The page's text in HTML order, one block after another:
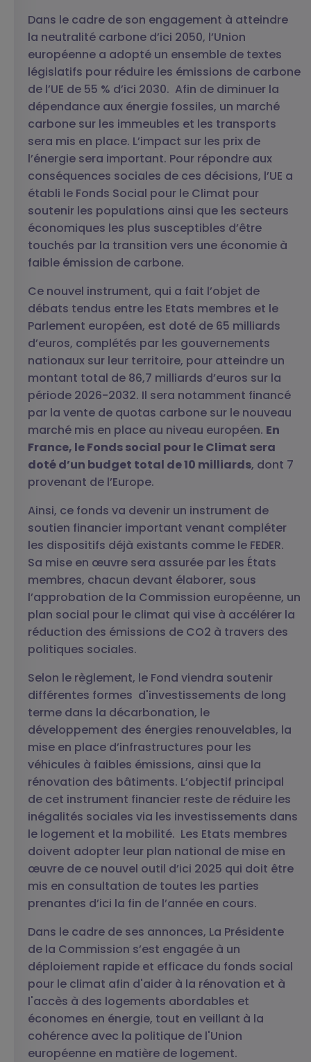
Dans le cadre de son engagement à atteindre
la neutralité carbone d’ici 2050, l’Union
européenne a adopté un ensemble de textes
législatifs pour réduire les émissions de carbone
de l’UE de 55 % d’ici 2030. Afin de diminuer la
dépendance aux énergie fossiles, un marché
carbone sur les immeubles et les transports
sera mis en place. L’impact sur les prix de
l’énergie sera important. Pour répondre aux
conséquences sociales de ces décisions, l’UE a
établi le Fonds Social pour le Climat pour
soutenir les populations ainsi que les secteurs
économiques les plus susceptibles d’être
touchés par la transition vers une économie à
faible émission de carbone.
Ce nouvel instrument, qui a fait l’objet de
débats tendus entre les Etats membres et le
Parlement européen, est doté de 65 milliards
d’euros, complétés par les gouvernements
nationaux sur leur territoire, pour atteindre un
montant total de 86,7 milliards d’euros sur la
période 2026-2032. Il sera notamment financé
par la vente de quotas carbone sur le nouveau
marché mis en place au niveau européen. En
France, le Fonds social pour le Climat sera
doté d’un budget total de 10 milliards, dont 7
provenant de l’Europe.
Ainsi, ce fonds va devenir un instrument de
soutien financier important venant compléter
les dispositifs déjà existants comme le FEDER.
Sa mise en œuvre sera assurée par les États
membres, chacun devant élaborer, sous
l’approbation de la Commission européenne, un
plan social pour le climat qui vise à accélérer la
réduction des émissions de CO2 à travers des
politiques sociales.
Selon le règlement, le Fond viendra soutenir
différentes formes d'investissements de long
terme dans la décarbonation, le
développement des énergies renouvelables, la
mise en place d’infrastructures pour les
véhicules à faibles émissions, ainsi que la
rénovation des bâtiments. L’objectif principal
de cet instrument financier reste de réduire les
inégalités sociales via les investissements dans
le logement et la mobilité. Les Etats membres
doivent adopter leur plan national de mise en
œuvre de ce nouvel outil d’ici 2025 qui doit être
mis en consultation de toutes les parties
prenantes d’ici la fin de l’année en cours.
Dans le cadre de ses annonces, La Présidente
de la Commission s’est engagée à un
déploiement rapide et efficace du fonds social
pour le climat afin d'aider à la rénovation et à
l'accès à des logements abordables et
économes en énergie, tout en veillant à la
cohérence avec la politique de l'Union
européenne en matière de logement.